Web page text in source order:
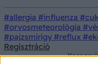
#allergia #influenza
#orvosmeteorológia
#pajzsmirigy #reflux
Regisztráció